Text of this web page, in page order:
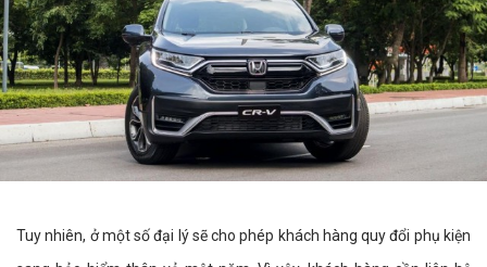
Tuy nhiên, ở một số đại lý sẽ cho phép khách hàng quy đổi phụ kiện